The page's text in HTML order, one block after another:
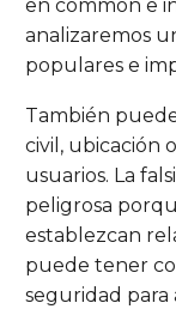
en common e
analizaremos
populares e
También
civil, ubicación
usuarios. La
peligrosa
establezcan
puede tener
seguridad para